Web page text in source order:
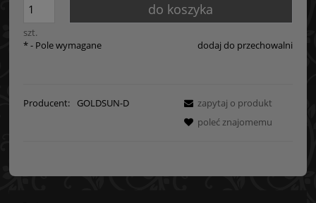
szt.
do koszyka
dodaj do przechowalni
*- Pole wymagane
Producent: GOLDSUN-D
zapytaj o produkt
poleć znajomemu